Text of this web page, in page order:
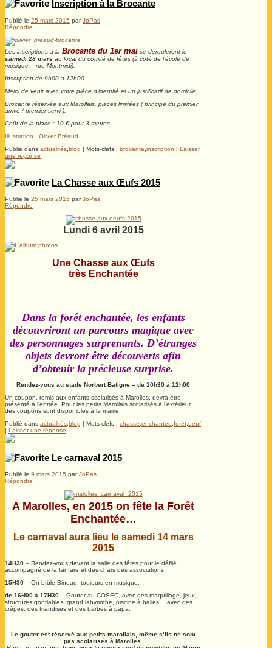
Inscription à la Brocante
Publié le 25 mars 2015 parJoPas
Répondre
Les inscriptions à la Brocante du 1er mai se dérouleront le
samedi 28 mars au local du comité de fêtes (à coté de l’école de
musique – rue Montmidi).
Inscription de 9h00 à 12h00.
Merci de venir avec votre pièce d’identité et un justificatif de domicile.
Brocante réservée aux Marollais, places limitées ( principe du premier
arrivé / premier servi ).
Coût de la place : 10 € pour 3 mètres.
Illustration : Olivier Bréaud
Publié dans actualités blog | Mots-clefs : brocante inscription | Laisser
une réponse
La Chasse aux Œufs 2015
Publié le 25 mars 2015 parJoPas
Répondre
Lundi 6 avril 2015
Une Chasse aux Œufs
très Enchantée
Dans la forêt enchantée, les enfants
découvriront un parcours magique avec
des personnages surprenants. D’étranges
objets devront être découverts afin
d’obtenir la précieuse surprise.
Rendez-vous au stade Norbert Batigne – de 10h30 à 12h00
Un coupon, remis aux enfants scolarisés à Marolles, devra être
présenté à l’entrée. Pour les petits Marollais scolarisés à l’extérieur,
des coupons sont disponibles à la mairie
Publié dans actualités,blog Mots-clefs : chasse,enchantée,forêt,oeuf
Laisser une réponse
Le carnaval 2015
Publié le 9 mars 2015 parJoPas
Répondre
A Marolles, en 2015 on fête la Forêt
Enchantée…
Le carnaval aura lieu le samedi 14 mars
2015
14H30 – Rendez-vous devant la salle des fêtes pour le défilé
accompagné de la fanfare et des chars des associations.
15H30 – On brûle Bineau, toujours en musique.
de 16H00 à 17H30 – Gouter au COSEC, avec des maquillage, jeux,
structures gonflables, grand labyrinthe, piscine à balles… avec des
crêpes, des friandises et des barbes à papa.
Le gouter est réservé aux petits marollais, même s’ils ne sont
pas scolarisés à Marolles.